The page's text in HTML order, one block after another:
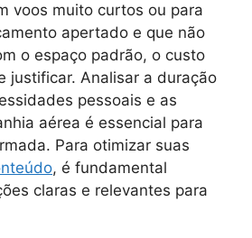
voos muito curtos ou para
apertado e que não
o espaço padrão, o custo
justificar. Analisar a duração
pessoais e as
aérea é essencial para
Para otimizar suas
, é fundamental
claras e relevantes para